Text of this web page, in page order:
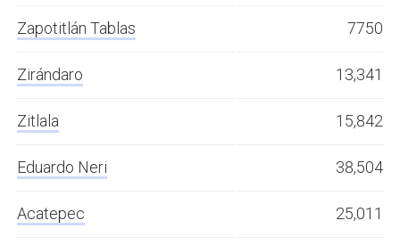
Zapotitlán Tablas 7750
Zirándaro 13,341
Zitlala 15,842
Eduardo Neri 38,504
Acatepec 25,011